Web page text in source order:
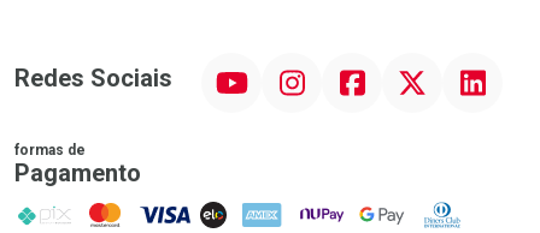
Redes Sociais InstagramFacebookTwitter Linkedin
formas de
Pagamento
PIX MasterCard
VISA ELO AMEX NuPay Google PayDiners Club